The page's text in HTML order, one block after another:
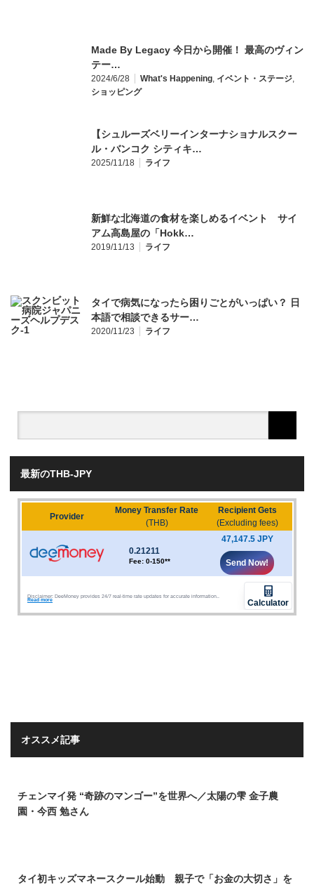
Made By Legacy 今日から開催！ 最高のヴィン
テー…
2024/6/28 What's Happening, イベント・ステージ,
ショッピング
【シュルーズベリーインターナショナルスクー
ル・バンコク シティキ…
2025/11/18 ライフ
新鮮な北海道の食材を楽しめるイベント サイ
アム高島屋の「Hokk…
2019/11/13 ライフ
タイで病気になったら困りごとがいっぱい？ 日
本語で相談できるサー…
2020/11/23 ライフ
最新のTHB-JPY
オススメ記事
チェンマイ発 “奇跡のマンゴー”を世界へ／太陽の雫 金子農
園・今西 勉さん
タイ初キッズマネースクール始動 親子で「お金の大切さ」を